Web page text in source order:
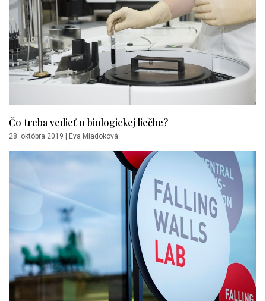
Čo treba vedieť o biologickej liečbe?
28. októbra 2019 Eva Miadoková